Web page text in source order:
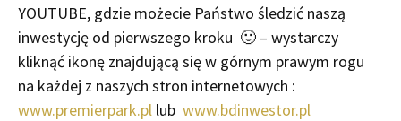
YOUTUBE, gdzie możecie Państwo śledzić naszą
inwestycję od pierwszego kroku 🙂 – wystarczy
kliknąć ikonę znajdującą się w górnym prawym rogu
na każdej z naszych stron internetowych :
www.premierpark.pl lub www.bdinwestor.pl